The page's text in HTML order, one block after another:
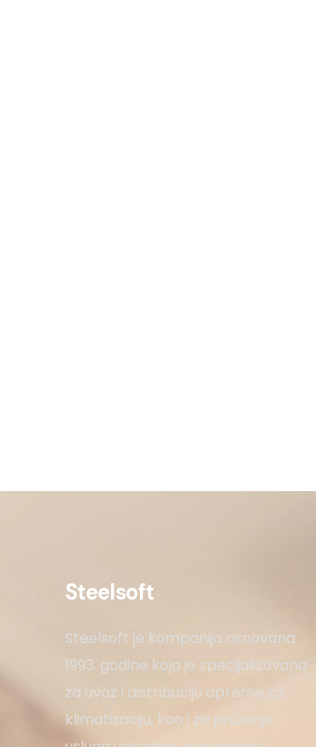
Steelsoft
Steelsoft je kompanija osnovana
1993. godine koja je specijalizovana
za uvoz i distribuciju opreme za
klimatizaciju, kao i za pružanje